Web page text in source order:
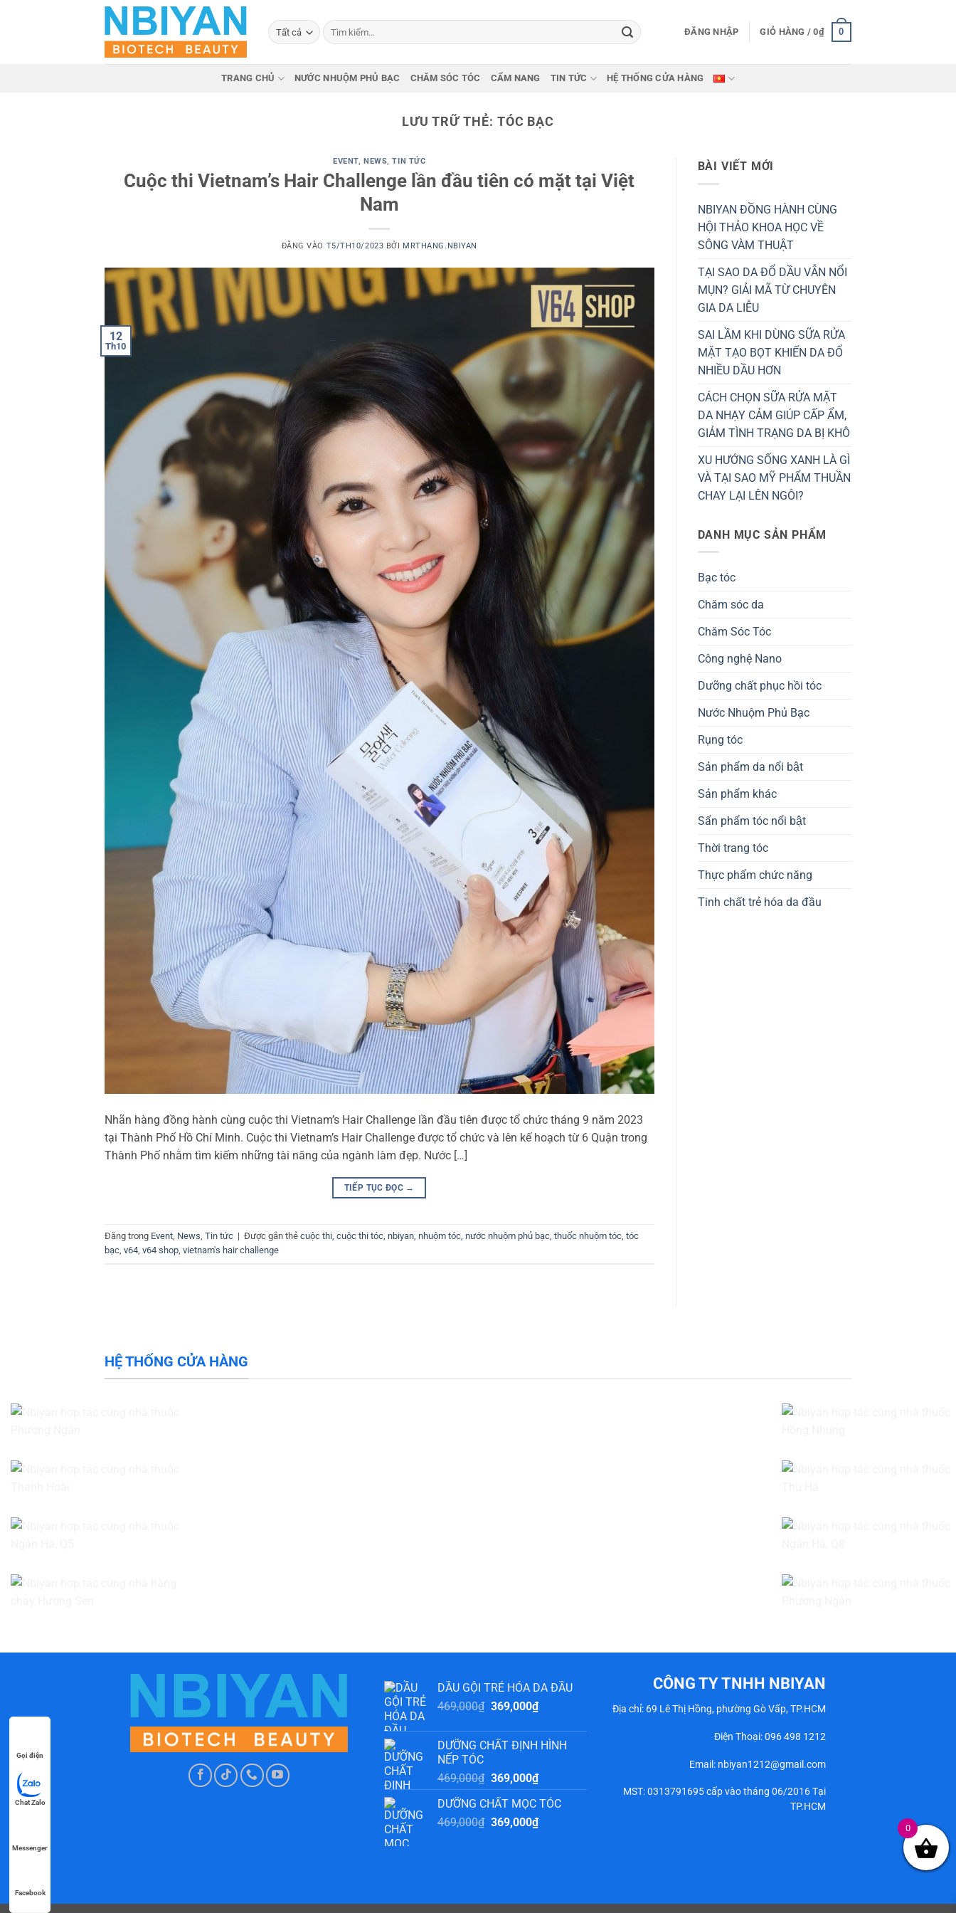
Gọi điện
Chat Zalo
Messenger
Facebook
Tìm
kiếm:
ĐĂNG NHẬP GIỎ HÀNG /0₫ 0
TRANG CHỦ NƯỚC NHUỘM PHỦ BẠC CHĂM SÓC TÓC CẨM NANG TIN TỨC HỆ THỐNG CỬA HÀNG
LƯU TRỮ THẺ: TÓC BẠC
EVENT, NEWS,TIN TỨC
Cuộc thi Vietnam’s Hair Challenge lần đầu tiên có mặt tại Việt
Nam
ĐĂNG VÀO T5/TH10/2023 BỞI MRTHANG.NBIYAN
12
Th10
Nhãn hàng đồng hành cùng cuộc thi Vietnam’s Hair Challenge lần đầu tiên được tổ chức tháng 9 năm 2023
tại Thành Phố Hồ Chí Minh. Cuộc thi Vietnam’s Hair Challenge được tổ chức và lên kế hoạch từ 6 Quận trong
Thành Phố nhằm tìm kiếm những tài năng của ngành làm đẹp. Nước […]
TIẾP TỤC ĐỌC →
Đăng trong Event, News, Tin tức | Được gắn thẻ cuộc thi, cuộc thi tóc, nbiyan, nhuộm tóc, nước nhuộm phủ bạc, thuốc nhuộm tóc, tóc
bạc, v64, v64 shop, vietnam's hair challenge
BÀI VIẾT MỚI
NBIYAN ĐỒNG HÀNH CÙNG
HỘI THẢO KHOA HỌC VỀ
SÔNG VÀM THUẬT
TẠI SAO DA ĐỔ DẦU VẪN NỔI
MỤN? GIẢI MÃ TỪ CHUYÊN
GIA DA LIỄU
SAI LẦM KHI DÙNG SỮA RỬA
MẶT TẠO BỌT KHIẾN DA ĐỔ
NHIỀU DẦU HƠN
CÁCH CHỌN SỮA RỬA MẶT
DA NHẠY CẢM GIÚP CẤP ẨM,
GIẢM TÌNH TRẠNG DA BỊ KHÔ
XU HƯỚNG SỐNG XANH LÀ GÌ
VÀ TẠI SAO MỸ PHẨM THUẦN
CHAY LẠI LÊN NGÔI?
DANH MỤC SẢN PHẨM
Bạc tóc
Chăm sóc da
Chăm Sóc Tóc
Công nghệ Nano
Dưỡng chất phục hồi tóc
Nước Nhuộm Phủ Bạc
Rụng tóc
Sản phẩm da nổi bật
Sản phẩm khác
Sẩn phẩm tóc nổi bật
Thời trang tóc
Thực phẩm chức năng
Tinh chất trẻ hóa da đầu
HỆ THỐNG CỬA HÀNG
DẦU GỘI TRẺ HÓA DA ĐẦU
469,000₫ Giá
là:
469,000₫.
369,000₫Giá
tại
là:
DƯỠNG CHẤT ĐỊNH HÌNH
NẾP TÓC
469,000₫ Giá
gốc
là:
469,000₫.
369,000₫Giá
hiện
tại
là:
DƯỠNG CHẤT MỌC TÓC
469,000₫ Giá
369,000₫Giá
CÔNG TY TNHH NBIYAN
Địa chỉ: 69 Lê Thị Hồng, phường Gò Vấp, TP.HCM
Điện Thoại:096 498 1212
Email: nbiyan1212@gmail.com
MST: 0313791695 cấp vào tháng 06/2016 Tại
TP.HCM
0